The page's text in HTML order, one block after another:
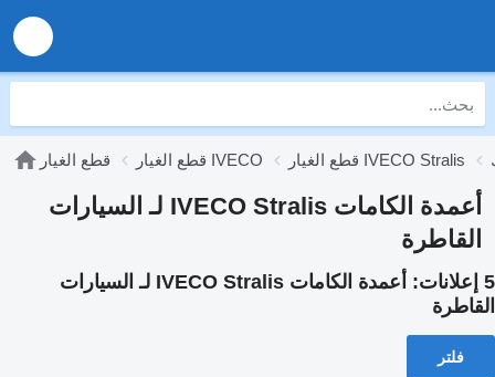
قطع الغيار قطع الغيار IVECO قطع الغيار IVECO Stralis
أعمدة الكامات IVECO Stralis لـ السيارات
القاطرة
5 إعلانات:
أعمدة الكامات IVECO Stralis لـ السيارات
القاطرة
فلتر